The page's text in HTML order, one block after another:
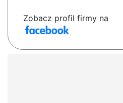
Zobacz profil firmy na